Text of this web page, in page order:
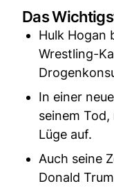
Das
Hulk Hogan
Wrestling-
In einer
seinem
Lüge auf.
Auch seine
Donald